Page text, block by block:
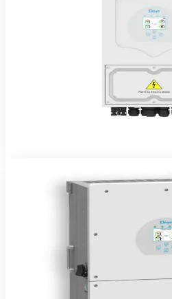
Onduleur hybride Deye 5 kW
Onduleurs & Chargeurs
Onduleur Hybride DEYE
Onduleur hybride Deye 10 kW
groupe gérés automatiquement.